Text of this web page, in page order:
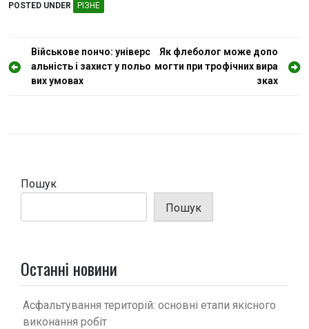
POSTED UNDER РІЗНЕ
Н
а
Військове пончо: універс
альність і захист у польо
вих умовах
Як флеболог може допо
могти при трофічних вира
зках
Пошук
Пошук
Останні новини
Асфальтування територій: основні етапи якісного
виконання робіт